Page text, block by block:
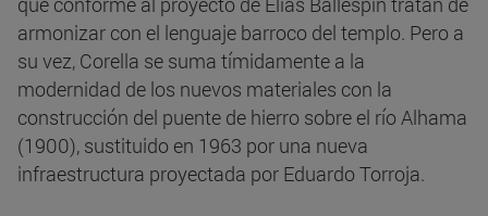
armonizar con el lenguaje barroco del templo. Pero a
su vez, Corella se suma tímidamente a la
modernidad de los nuevos materiales con la
construcción del puente de hierro sobre el río Alhama
(1900), sustituido en 1963 por una nueva
infraestructura proyectada por Eduardo Torroja.